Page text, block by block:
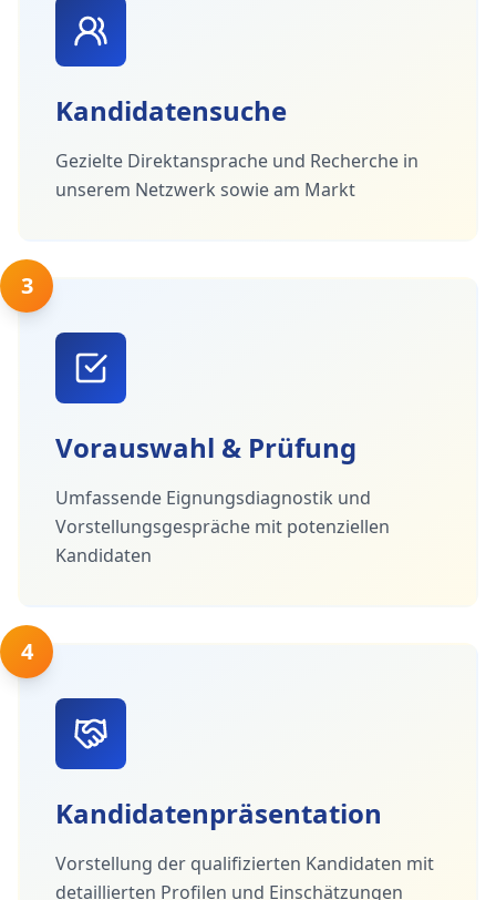
Kandidatensuche
Gezielte Direktansprache und Recherche in
unserem Netzwerk sowie am Markt
3
Vorauswahl & Prüfung
Umfassende Eignungsdiagnostik und
Vorstellungsgespräche mit potenziellen
Kandidaten
4
Kandidatenpräsentation
Vorstellung der qualifizierten Kandidaten mit
detaillierten Profilen und Einschätzungen